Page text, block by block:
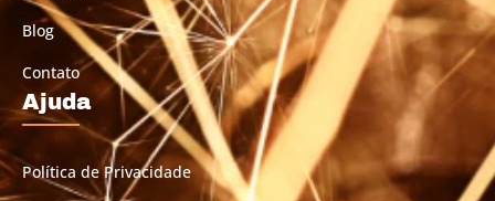
Blog
Contato
Ajuda
Política de Privacidade